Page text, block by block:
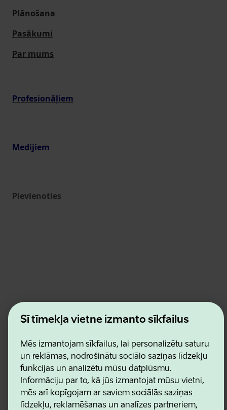
Šī tīmekļa vietne izmanto sīkfailus
Mēs izmantojam sīkfailus, lai personalizētu saturu
un reklāmas, nodrošinātu sociālo saziņas līdzekļu
funkcijas un analizētu mūsu datplūsmu.
Informāciju par to, kā jūs izmantojat mūsu vietni,
mēs arī kopīgojam ar saviem sociālās saziņas
līdzekļu, reklamēšanas un analīzes partneriem,
Plānošana
Pasākumi
Par mums
Profesionāļiem
Medijiem
Pievienoties
Estonian Business and Innovation Agency
Kontakti
Lietošanas noteikumi
Sīkdatņu un konfidencialitātes politika